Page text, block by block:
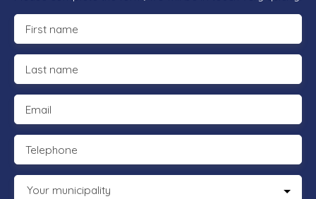
First name
Last name
Email
Telephone
Your municipality